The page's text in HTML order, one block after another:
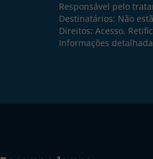
Responsável pelo
Destinatários: Não
Direitos: Acesso,
Informações